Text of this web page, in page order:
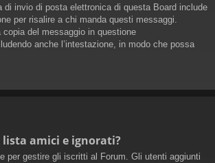
invio di posta elettronica di questa Board include
per risalire a chi manda questi messaggi.
copia del messaggio in questione
anche l’intestazione, in modo che possa
lista amici e ignorati?
per gestire gli iscritti al Forum. Gli utenti aggiunti